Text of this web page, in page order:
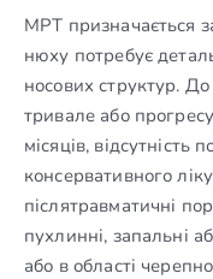
МРТ призначається
нюху потребує
носових структур.
тривале або
місяців, відсутність
консервативного
післятравматичні
пухлинні, запальні
або в області